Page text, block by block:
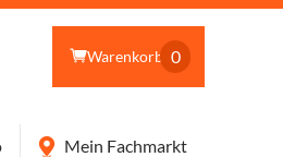
Warenkorb 0
Mein Fachmarkt